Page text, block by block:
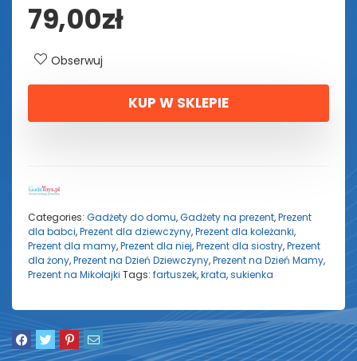
79,00zł
Obserwuj
KUP W SKLEPIE
Categories: Gadżety do domu,Gadżety na prezent,Prezent
dla babci,Prezent dla dziewczyny,Prezent dla koleżanki,
Prezent dla mamy,Prezent dla niej,Prezent dla siostry,Prezent
dla żony,Prezent na Dzień Dziewczyny,Prezent na Dzień Mamy,
Prezent na Mikołajki Tags: fartuszek,krata,sukienka